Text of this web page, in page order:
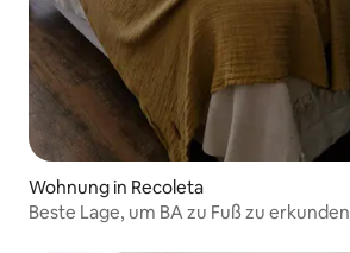
Wohnung in Recoleta
Beste Lage, um BA zu Fuß zu erkunden